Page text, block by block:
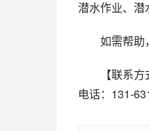
潜水作业、潜
如需帮助
【联系方
电话：131-